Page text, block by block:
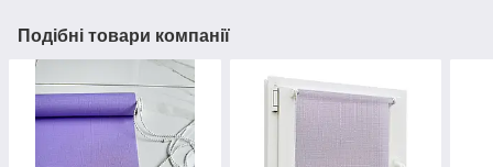
Подібні товари компанії